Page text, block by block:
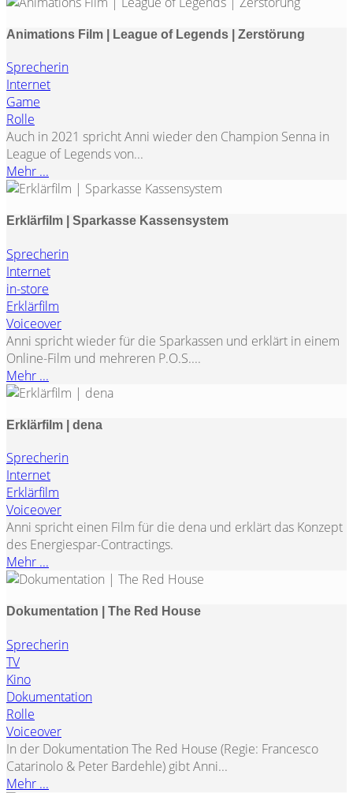
Animations Film | League of Legends | Zerstörung
Sprecherin
Internet
Game
Rolle
Auch in 2021 spricht Anni wieder den Champion Senna in
League of Legends von...
Mehr ...
Erklärfilm | Sparkasse Kassensystem
Sprecherin
Internet
in-store
Erklärfilm
Voiceover
Anni spricht wieder für die Sparkassen und erklärt in einem
Online-Film und mehreren P.O.S....
Mehr ...
Erklärfilm | dena
Sprecherin
Internet
Erklärfilm
Voiceover
Anni spricht einen Film für die dena und erklärt das Konzept
des Energiespar-Contractings.
Mehr ...
Dokumentation | The Red House
Sprecherin
TV
Kino
Dokumentation
Rolle
Voiceover
In der Dokumentation The Red House (Regie: Francesco
Catarinolo & Peter Bardehle) gibt Anni...
Mehr ...